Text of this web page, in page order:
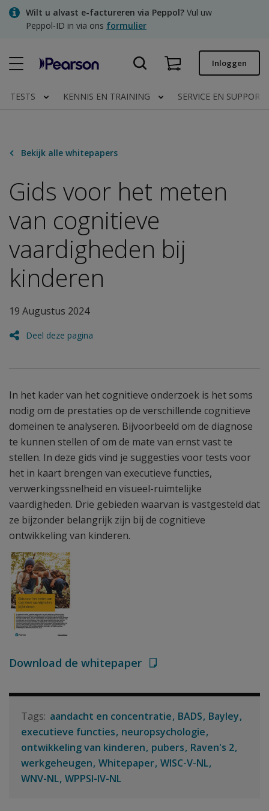
SkipWilt u alvast e-factureren via Peppol? Vul uw
Peppol-ID in via ons formulier
Snel bestellen
Clinical | NL
Inloggen
TESTS KENNIS EN TRAINING SERVICE EN SUPPORT
Bekijk alle whitepapers
Gids voor het meten
van cognitieve
vaardigheden bij
kinderen
19 Augustus 2024
Deel deze pagina
In het kader van het cognitieve onderzoek is het soms
nodig om de prestaties op de verschillende cognitieve
domeinen te analyseren. Bijvoorbeeld om de diagnose
te kunnen stellen of om de mate van ernst vast te
stellen. In deze gids vind je suggesties voor tests voor
het in kaart brengen van executieve functies,
verwerkingssnelheid en visueel-ruimtelijke
vaardigheden. Drie gebieden waarvan is vastgesteld dat
ze bijzonder belangrijk zijn bij de cognitieve
ontwikkeling van kinderen.
Download de whitepaper
aandacht en concentratie BADS Bayley
executieve functies neuropsychologie
ontwikkeling van kinderen pubers Raven's 2
werkgeheugen Whitepaper WISC-V-NL
WNV-NL WPPSI-IV-NL